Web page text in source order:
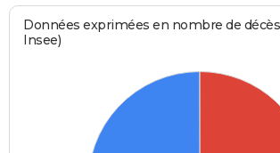
Données exprimées en nombre de décès
Insee)